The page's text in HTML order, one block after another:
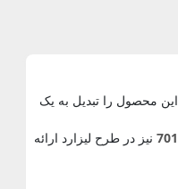
این محصول را تبدیل به یک
نیز در طرح لیزارد ارائه